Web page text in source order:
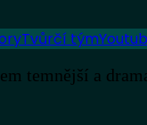
Tvůrčí tým
temnější a